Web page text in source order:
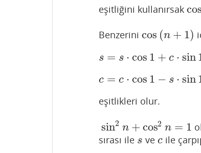
eşitliğini kullanırsak cos
cos
Benzerini cos (n + 1)
cos n+1)
s = s ⋅ cos 1 + c ⋅ sin
s=s ⋅cos 1 +c⋅ sin 1
c = c ⋅ cos 1 − s ⋅ sin
c=c ⋅cos 1 −s⋅ sin 1
eşitlikleri olur.
sin2 n + cos2 n = 1
sin2 n+ cos2n=1
sırası ile s
s ve c
c ile